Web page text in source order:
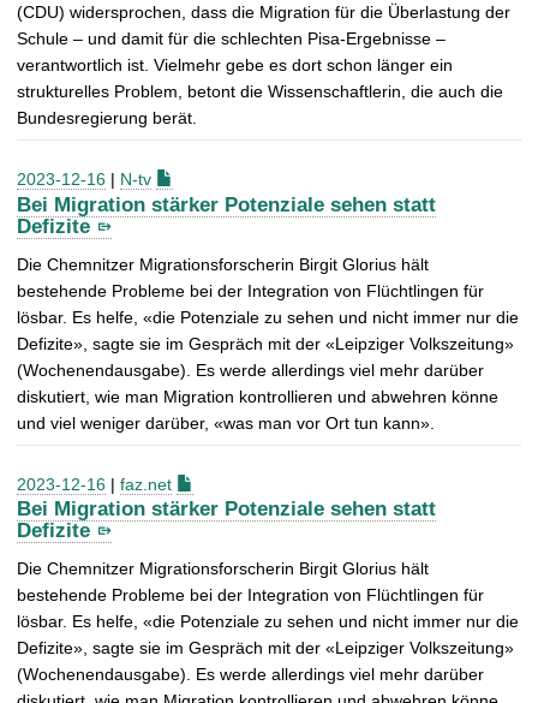
(CDU) widersprochen, dass die Migration für die Überlastung der
Schule – und damit für die schlechten Pisa-Ergebnisse –
verantwortlich ist. Vielmehr gebe es dort schon länger ein
strukturelles Problem, betont die Wissenschaftlerin, die auch die
Bundesregierung berät.
2023-12-16 | N-tv
Bei Migration stärker Potenziale sehen statt
Defizite
Die Chemnitzer Migrationsforscherin Birgit Glorius hält
bestehende Probleme bei der Integration von Flüchtlingen für
lösbar. Es helfe, «die Potenziale zu sehen und nicht immer nur die
Defizite», sagte sie im Gespräch mit der «Leipziger Volkszeitung»
(Wochenendausgabe). Es werde allerdings viel mehr darüber
diskutiert, wie man Migration kontrollieren und abwehren könne
und viel weniger darüber, «was man vor Ort tun kann».
2023-12-16 | faz.net
Bei Migration stärker Potenziale sehen statt
Defizite
Die Chemnitzer Migrationsforscherin Birgit Glorius hält
bestehende Probleme bei der Integration von Flüchtlingen für
lösbar. Es helfe, «die Potenziale zu sehen und nicht immer nur die
Defizite», sagte sie im Gespräch mit der «Leipziger Volkszeitung»
(Wochenendausgabe). Es werde allerdings viel mehr darüber